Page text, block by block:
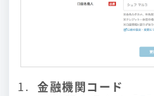
金融機関コード